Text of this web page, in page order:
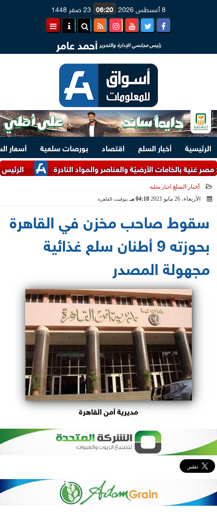
8 أغسطس 2026 06:20 23 صفر 1448
رئيس مجلسي الإدارة والتحرير أحمد عامر
الرئيسية أخبار السلع اقتصاد بورصات سلعية
أسعار
الرئيس
بالخامات الأرضيّة والعناصر والمواد النادرة
أخبار السلع أخبار محلية
الأربعاء، 26 مايو 2021 04:18 مـ بتوقيت القاهرة
سقوط صاحب مخزن في القاهرة
بحوزته 9 أطنان سلع غذائية
مجهولة المصدر
مديرية أمن القاهرة